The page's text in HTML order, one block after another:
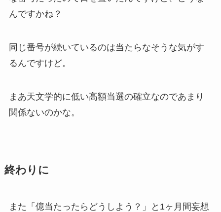
んですかね？
同じ番号が続いているのは当たらなそうな気がす
るんですけど。
まあ天文学的に低い高額当選の確立なのであまり
関係ないのかな。
終わりに
また「億当たったらどうしよう？」と1ヶ月間妄想